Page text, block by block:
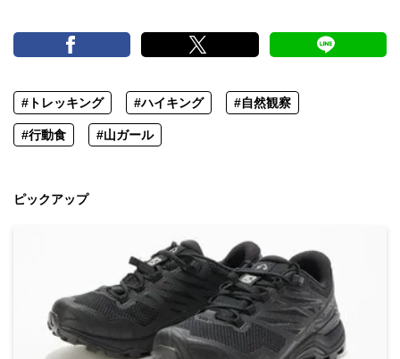
#トレッキング #ハイキング #自然観察
#行動食 #山ガール
ピックアップ